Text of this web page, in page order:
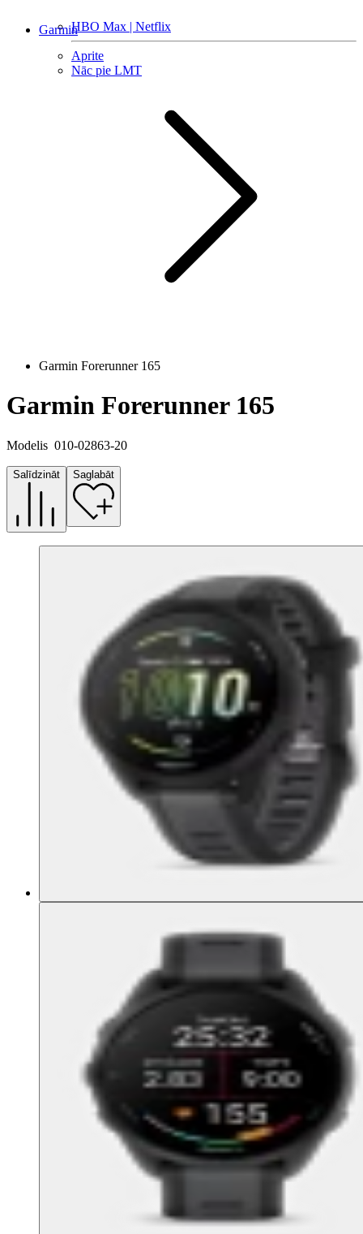
HBO Max | Netflix
Aprite
Nāc pie LMT
Garmin
Garmin Forerunner 165
Garmin Forerunner 165
Modelis 010-02863-20
Salīdzināt Saglabāt